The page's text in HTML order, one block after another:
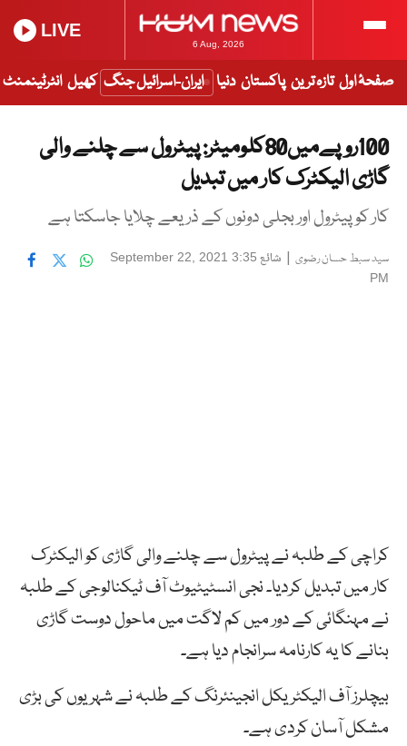
6 Aug, 2026
LIVE
صفحۂ اول تازہ ترین پاکستان دنیا ایران-اسرائیل جنگ کھیل انٹرٹینمنٹ
100روپےمیں80کلومیٹر: پیٹرول سے چلنے والی
گاڑی الیکٹرک کار میں تبدیل
کار کو پیٹرول اور بجلی دونوں کے ذریعے چلایا جاسکتا ہے
سید سبط حسان رضوی | شائع September 22, 2021 3:35
PM
کراچی کے طلبہ نے پیٹرول سے چلنے والی گاڑی کو الیکٹرک
کار میں تبدیل کردیا۔ نجی انسٹیٹیوٹ آف ٹیکنالوجی کے طلبہ
نے مہنگائی کے دور میں کم لاگت میں ماحول دوست گاڑی
بنانے کا یہ کارنامہ سرانجام دیا ہے۔
بیچلرز آف الیکٹریکل انجینئرنگ کے طلبہ نے شہریوں کی بڑی
مشکل آسان کردی ہے۔